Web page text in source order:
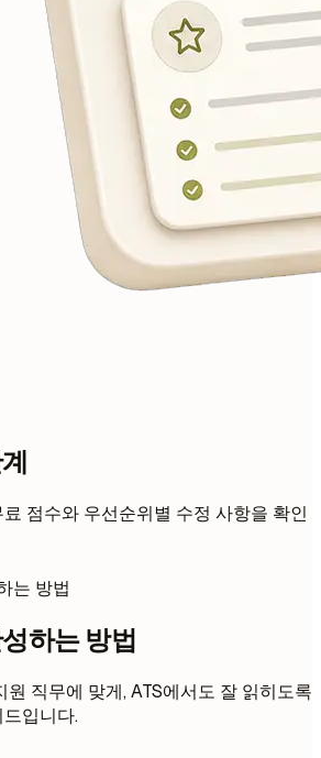
점수와 우선순위별 수정 사항을 확인
는 방법
하는 방법
원 직무에 맞게, ATS에서도 잘 읽히도록
입니다.